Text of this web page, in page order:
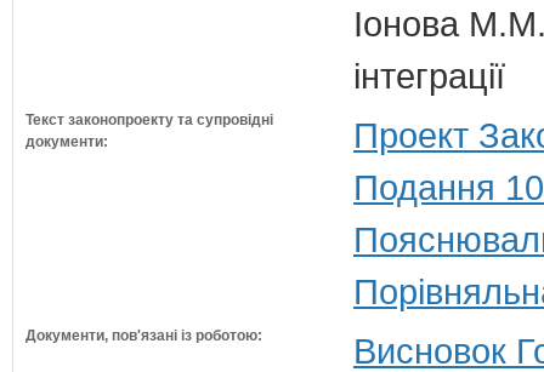
Іонова М.М.
інтеграції
Текст законопроекту та супровідні
документи:
Проект
Подання
Документи, пов'язані із роботою: Висновок